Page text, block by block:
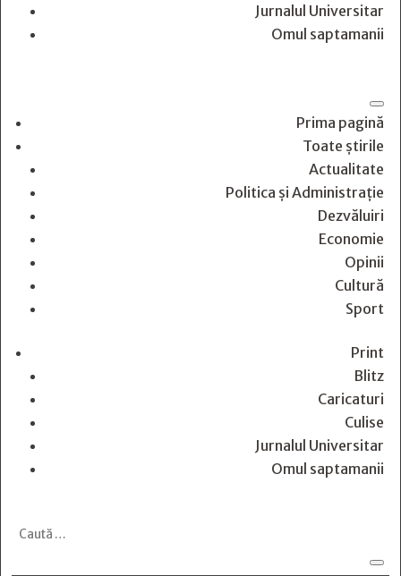
Jurnalul Universitar
Omul saptamanii
Prima pagină
Toate știrile
Actualitate
Politica și Administrație
Dezvăluiri
Economie
Opinii
Cultură
Sport
Print
Blitz
Caricaturi
Culise
Jurnalul Universitar
Omul saptamanii